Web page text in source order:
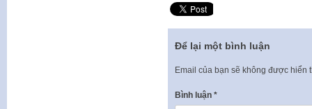
Để lại một bình luận
Email của bạn sẽ không được hiển
Bình luận *